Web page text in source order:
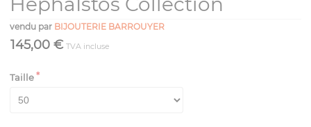
vendu par BIJOUTERIE BARROUYER
145,00 € TVA incluse
Taille